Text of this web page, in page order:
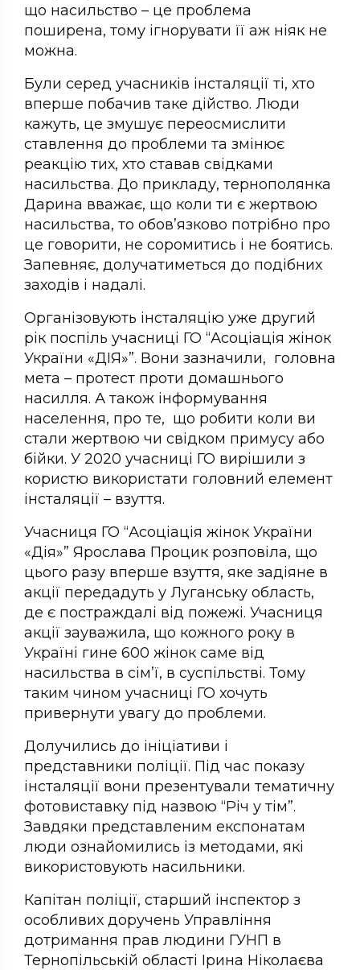
що насильство – це проблема
поширена, тому ігнорувати її аж ніяк не
можна.
Були серед учасників інсталяції ті, хто
вперше побачив таке дійство. Люди
кажуть, це змушує переосмислити
ставлення до проблеми та змінює
реакцію тих, хто ставав свідками
насильства. До прикладу, тернополянка
Дарина вважає, що коли ти є жертвою
насильства, то обов’язково потрібно про
це говорити, не соромитись і не боятись.
Запевняє, долучатиметься до подібних
заходів і надалі.
Організовують інсталяцію уже другий
рік поспіль учасниці ГО “Асоціація жінок
України «ДІЯ»”. Вони зазначили, головна
мета – протест проти домашнього
насилля. А також інформування
населення, про те, що робити коли ви
стали жертвою чи свідком примусу або
бійки. У 2020 учасниці ГО вирішили з
користю використати головний елемент
інсталяції – взуття.
Учасниця ГО “Асоціація жінок України
«Дія»” Ярослава Процик розповіла, що
цього разу вперше взуття, яке задіяне в
акції передадуть у Луганську область,
де є постраждалі від пожежі. Учасниця
акції зауважила, що кожного року в
Україні гине 600 жінок саме від
насильства в сім’ї, в суспільстві. Тому
таким чином учасниці ГО хочуть
привернути увагу до проблеми.
Долучились до ініціативи і
представники поліції. Під час показу
інсталяції вони презентували тематичну
фотовиставку під назвою “Річ у тім”.
Завдяки представленим експонатам
люди ознайомились із методами, які
використовують насильники.
Капітан поліції, старший інспектор з
особливих доручень Управління
дотримання прав людини ГУНП в
Тернопільській області Ірина Ніколаєва